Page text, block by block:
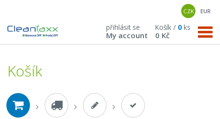
CZK EUR
přihlásit se
My account
Košík / 0 ks
0 Kč
Košík